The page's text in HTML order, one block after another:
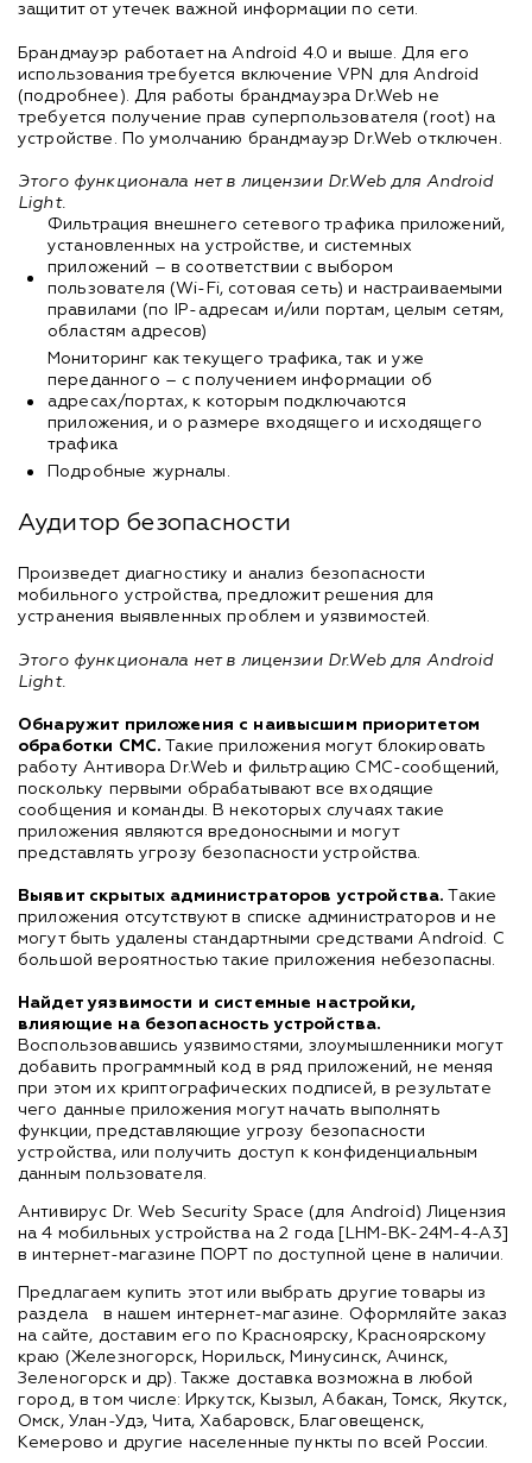
защитит от утечек важной информации по сети.
Брандмауэр работает на Android 4.0 и выше. Для его
использования требуется включение VPN для Android
(подробнее). Для работы брандмауэра Dr.Web не
требуется получение прав суперпользователя (root) на
устройстве. По умолчанию брандмауэр Dr.Web отключен.
Этого функционала нет в лицензии Dr.Web для Android
Light.
Фильтрация внешнего сетевого трафика приложений,
установленных на устройстве, и системных
приложений – в соответствии с выбором
пользователя (Wi-Fi, сотовая сеть) и настраиваемыми
правилами (по IP-адресам и/или портам, целым сетям,
областям адресов)
Мониторинг как текущего трафика, так и уже
переданного – с получением информации об
адресах/портах, к которым подключаются
приложения, и о размере входящего и исходящего
трафика
Подробные журналы.
Аудитор безопасности
Произведет диагностику и анализ безопасности
мобильного устройства, предложит решения для
устранения выявленных проблем и уязвимостей.
Этого функционала нет в лицензии Dr.Web для Android
Light.
Обнаружит приложения с наивысшим приоритетом
обработки СМС. Такие приложения могут блокировать
работу Антивора Dr.Web и фильтрацию СМС-сообщений,
поскольку первыми обрабатывают все входящие
сообщения и команды. В некоторых случаях такие
приложения являются вредоносными и могут
представлять угрозу безопасности устройства.
Выявит скрытых администраторов устройства. Такие
приложения отсутствуют в списке администраторов и не
могут быть удалены стандартными средствами Android. С
большой вероятностью такие приложения небезопасны.
Найдет уязвимости и системные настройки,
влияющие на безопасность устройства.
Воспользовавшись уязвимостями, злоумышленники могут
добавить программный код в ряд приложений, не меняя
при этом их криптографических подписей, в результате
чего данные приложения могут начать выполнять
функции, представляющие угрозу безопасности
устройства, или получить доступ к конфиденциальным
данным пользователя.
Антивирус Dr. Web Security Space (для Android) Лицензия
на 4 мобильных устройства на 2 года [LHM-BK-24M-4-A3]
в интернет-магазине ПОРТ по доступной цене в наличии.
Предлагаем купить этот или выбрать другие товары из
раздела
в нашем интернет-магазине. Оформляйте заказ
на сайте, доставим его по Красноярску, Красноярскому
краю (Железногорск, Норильск, Минусинск, Ачинск,
Зеленогорск и др). Также доставка возможна в любой
город, в том числе: Иркутск, Кызыл, Абакан, Томск, Якутск,
Омск, Улан-Удэ, Чита, Хабаровск, Благовещенск,
Кемерово и другие населенные пункты по всей России.